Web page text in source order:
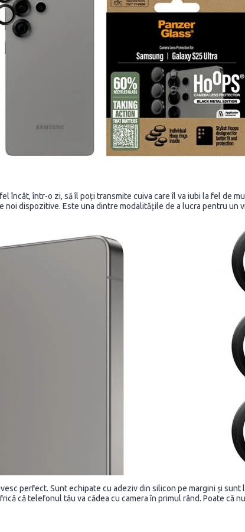
încât, într-o zi, să îl poți transmite cuiva care îl va iubi la fel de
dispozitive. Este una dintre modalitățile de a lucra pentru un
perfect. Sunt echipate cu adeziv din silicon pe margini și
că telefonul tău va cădea cu camera în primul rând. Poate că